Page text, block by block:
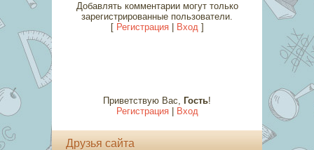
Добавлять комментарии могут только
зарегистрированные пользователи.
[ Регистрация| Вход]
Приветствую Вас, Гость!
Регистрация| Вход
Друзья сайта